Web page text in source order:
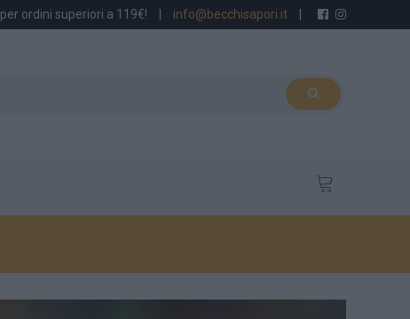
per ordini superiori a 119€! info@becchisapori.it